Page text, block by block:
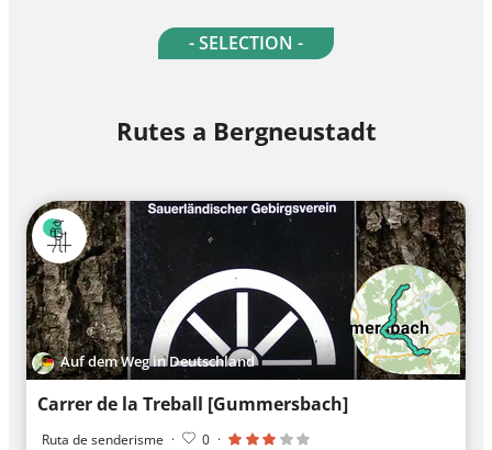
- SELECTION -
Rutes a Bergneustadt
Auf dem Weg in Deutschland
Carrer de la Treball [Gummersbach]
Ruta de senderisme · 0 ·